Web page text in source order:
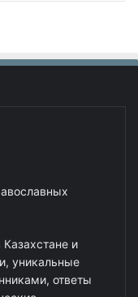
и
уникальные
ответы